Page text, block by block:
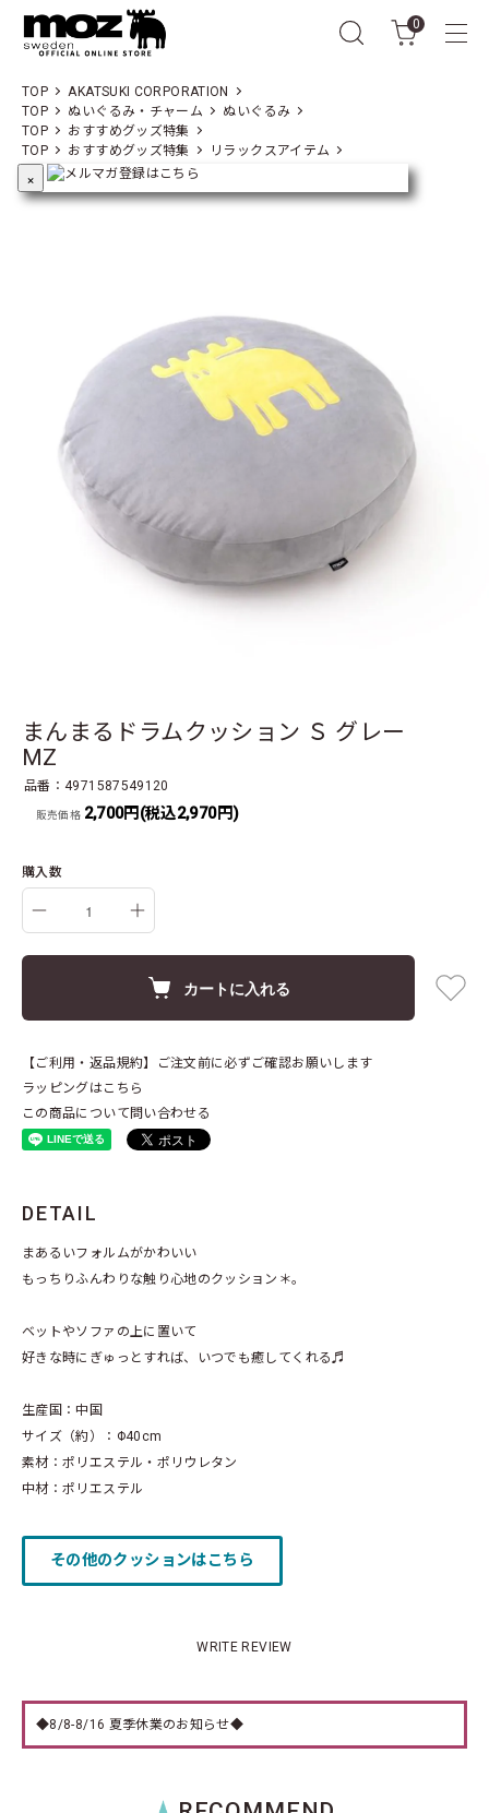
0
TOP
AKATSUKI CORPORATION
TOP
ぬいぐるみ・チャーム
ぬいぐるみ
TOP
おすすめグッズ特集
TOP
おすすめグッズ特集 リラックスアイテム
まんまるドラムクッション Ｓ グレー
MZ
品番：4971587549120
販売価格 2,700円(税込2,970円)
購入数
カートに入れる
【ご利用・返品規約】ご注文前に必ずご確認お願いします
ラッピングはこちら
この商品について問い合わせる
DETAIL
まあるいフォルムがかわいい
もっちりふんわりな触り心地のクッション＊。
ベットやソファの上に置いて
好きな時にぎゅっとすれば、いつでも癒してくれる♬
生産国：中国
サイズ（約）：Φ40cm
素材：ポリエステル・ポリウレタン
中材：ポリエステル
その他のクッションはこちら
WRITE REVIEW
◆8/8-8/16 夏季休業のお知らせ◆
×